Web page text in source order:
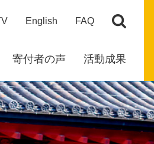
English FAQ
寄付者の声 活動成果